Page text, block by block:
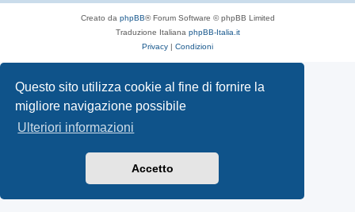
Questo sito utilizza cookie al fine di fornire la
migliore navigazione possibile
Ulteriori informazioni
Accetto
Creato da phpBB® Forum Software © phpBB Limited
Traduzione Italiana phpBB-Italia.it
Privacy | Condizioni